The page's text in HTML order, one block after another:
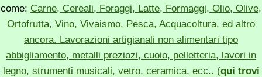
come: Carne, Cereali, Foraggi, Latte, Formaggi, Olio, Olive,
Ortofrutta, Vino, Vivaismo, Pesca, Acquacoltura, ed altro
ancora. Lavorazioni artigianali non alimentari tipo
abbigliamento, metalli preziozi, cuoio, pelletteria, lavori in
legno, strumenti musicali, vetro, ceramica, ecc.. (qui trovi